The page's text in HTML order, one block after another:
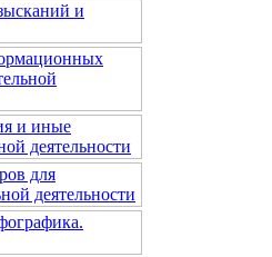
и
и иные
деятельности
для
деятельности